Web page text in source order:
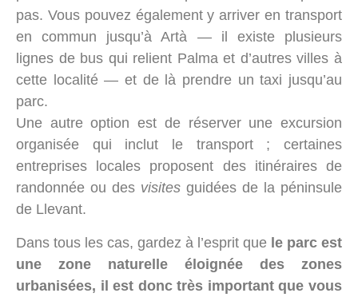
pas. Vous pouvez également y arriver en transport
en commun jusqu’à Artà — il existe plusieurs
lignes de bus qui relient Palma et d’autres villes à
cette localité — et de là prendre un taxi jusqu’au
parc.
Une autre option est de réserver une excursion
organisée qui inclut le transport ; certaines
entreprises locales proposent des itinéraires de
randonnée ou des visites guidées de la péninsule
de Llevant.
Dans tous les cas, gardez à l’esprit que le parc est
une zone naturelle éloignée des zones
urbanisées, il est donc très important que vous